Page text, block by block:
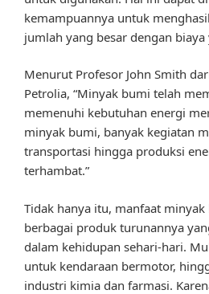
kemampuannya untuk
jumlah yang besar dengan
Menurut Profesor John Smith
Petrolia, “Minyak bumi telah
memenuhi kebutuhan energi
minyak bumi, banyak kegiatan
transportasi hingga produksi
terhambat.”
Tidak hanya itu, manfaat
berbagai produk turunannya
dalam kehidupan sehari-hari.
untuk kendaraan bermotor,
industri kimia dan farmasi.